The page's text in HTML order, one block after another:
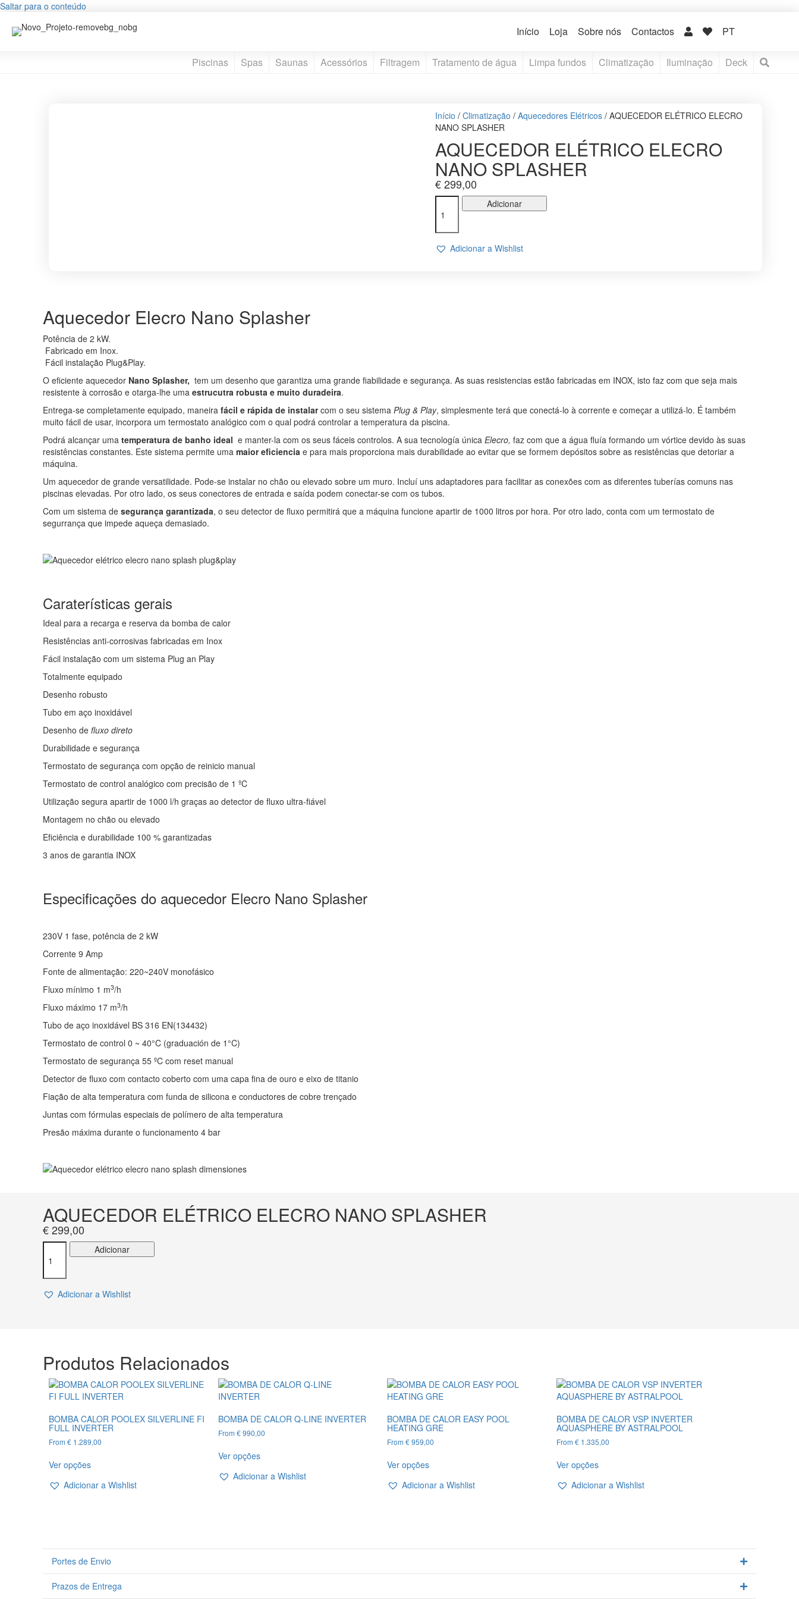
Saltar para o conteúdo
Início Loja Sobre nós Contactos PT
Piscinas Spas Saunas Acessórios Filtragem Tratamento de água Limpa fundos Climatização Iluminação Deck
Início / Climatização / Aquecedores Elétricos / AQUECEDOR ELÉTRICO ELECRO
NANO SPLASHER
AQUECEDOR ELÉTRICO ELECRO
NANO SPLASHER
€299,00
Quantidade
de
ELÉTRICO
ELECRO
Adicionar
Adicionar a Wishlist
Aquecedor Elecro Nano Splasher
Potência de 2 kW.
Fabricado em Inox.
Fácil instalação Plug&Play.
O eficiente aquecedor Nano Splasher, tem um desenho que garantiza uma grande fiabilidade e segurança. As suas resistencias estão fabricadas em INOX, isto faz com que seja mais
resistente à corrosão e otarga-lhe uma estrucutra robusta e muito duradeira.
Entrega-se completamente equipado, maneira fácil e rápida de instalarcom o seu sistema Plug & Play, simplesmente terá que conectá-lo à corrente e começar a utilizá-lo. É também
muito fácil de usar, incorpora um termostato analógico com o qual podrá controlar a temperatura da piscina.
Podrá alcançar uma temperatura de banho ideal e manter-la com os seus fáceis controlos. A sua tecnología única Elecro, faz com que a água fluía formando um vórtice devido às suas
resistências constantes. Este sistema permite uma maior eficiencia e para mais proporciona mais durabilidade ao evitar que se formem depósitos sobre as resistências que detoriar a
máquina.
Um aquecedor de grande versatilidade. Pode-se instalar no chão ou elevado sobre um muro. Incluí uns adaptadores para facilitar as conexões com as diferentes tuberías comuns nas
piscinas elevadas. Por otro lado, os seus conectores de entrada e saída podem conectar-se com os tubos.
Com um sistema de segurança garantizada, o seu detector de fluxo permitirá que a máquina funcione apartir de 1000 litros por hora. Por otro lado, conta com um termostato de
segurrança que impede aqueça demasiado.
Caraterísticas gerais
Ideal para a recarga e reserva da bomba de calor
Resistências anti-corrosivas fabricadas em Inox
Fácil instalação com um sistema Plug an Play
Totalmente equipado
Desenho robusto
Tubo em aço inoxidável
Desenho de fluxo direto
Durabilidade e segurança
Termostato de segurança com opção de reinicio manual
Termostato de control analógico com precisão de 1 ºC
Utilização segura apartir de 1000 l/h graças ao detector de fluxo ultra-fiável
Montagem no chão ou elevado
Eficiência e durabilidade 100 % garantizadas
3 anos de garantia INOX
Especificações do aquecedor Elecro Nano Splasher
230V 1 fase, potência de 2 kW
Corrente 9 Amp
Fonte de alimentação: 220~240V monofásico
Fluxo mínimo 1 m3/h
Fluxo máximo 17 m3/h
Tubo de aço inoxidável BS 316 EN(134432)
Termostato de control 0 ~ 40°C (graduación de 1°C)
Termostato de segurança 55 ºC com reset manual
Detector de fluxo com contacto coberto com uma capa fina de ouro e eixo de titanio
Fiação de alta temperatura com funda de silicona e conductores de cobre trençado
Juntas com fórmulas especiais de polímero de alta temperatura
Presão máxima durante o funcionamento 4 bar
AQUECEDOR ELÉTRICO ELECRO NANO SPLASHER
€299,00
Quantidade
de
ELÉTRICO
ELECRO
Adicionar
Adicionar a Wishlist
Produtos Relacionados
BOMBA CALOR POOLEX SILVERLINE FI
FULL INVERTER
From € 1.289,00
Ver opçõesproduct
multiple
be
chosen
on
the
Adicionar a Wishlist
BOMBA DE CALOR Q-LINE INVERTER
From €990,00
Ver opçõesproduct
multiple
the
Adicionar a Wishlist
BOMBA DE CALOR EASY POOL
HEATING GRE
From €959,00
Ver opçõesproduct
multiple
be
on
Adicionar a Wishlist
BOMBA DE CALOR VSP INVERTER
AQUASPHERE BY ASTRALPOOL
From €1.335,00
Ver opçõesproduct
multiple
be
on
Adicionar a Wishlist
Portes de Envio Expandir
Prazos de Entrega Expandir